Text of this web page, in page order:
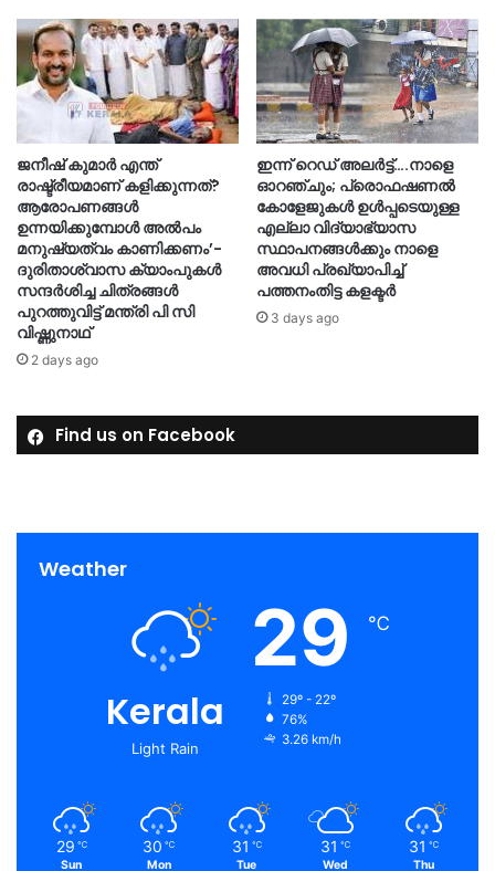
ജനീഷ് കുമാർ എന്ത്
രാഷ്ട്രീയമാണ് കളിക്കുന്നത്?
ആരോപണങ്ങൾ
ഉന്നയിക്കുമ്പോൾ അൽപം
മനുഷ്യത്വം കാണിക്കണം’-
ദുരിതാശ്വാസ ക്യാംപുകള്‍
സന്ദര്‍ശിച്ച ചിത്രങ്ങള്‍
പുറത്തുവിട്ട് മന്ത്രി പി സി
വിഷ്ണുനാഥ്
2 days ago
ഇന്ന് റെഡ് അലർട്ട്….നാളെ
ഓറഞ്ചും; പ്രൊഫഷണൽ
കോളേജുകൾ ഉൾപ്പടെയുള്ള
എല്ലാ വിദ്യാഭ്യാസ
സ്ഥാപനങ്ങൾക്കും നാളെ
അവധി പ്രഖ്യാപിച്ച്
പത്തനംതിട്ട കളക്ടർ
3 days ago
Find us on Facebook
Weather
Kerala
Light Rain
29 ℃
29º - 22º
76%
3.26 km/h
29 ℃
Sun
30 ℃
Mon
31 ℃
Tue
31 ℃
Wed
31 ℃
Thu